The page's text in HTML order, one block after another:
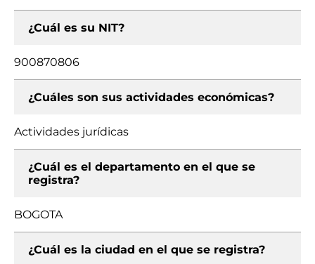
¿Cuál es su NIT?
900870806
¿Cuáles son sus actividades económicas?
Actividades jurídicas
¿Cuál es el departamento en el que se
registra?
BOGOTA
¿Cuál es la ciudad en el que se registra?